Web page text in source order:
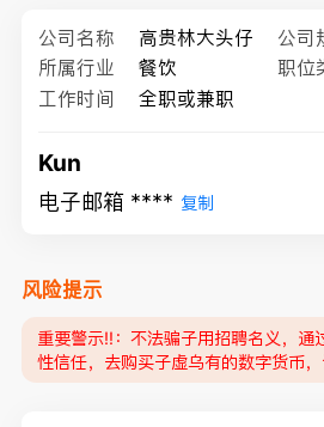
公司名称 高贵林大头仔 公司
所属行业
餐饮 职位
工作时间
全职或兼职
Kun
电子邮箱 **** 复制
风险提示
重要警示‼️：不法骗子用招聘名义，通
性信任，去购买子虚乌有的数字货币，